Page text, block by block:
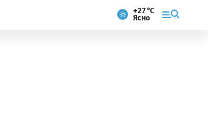
+27 °С
Ясно